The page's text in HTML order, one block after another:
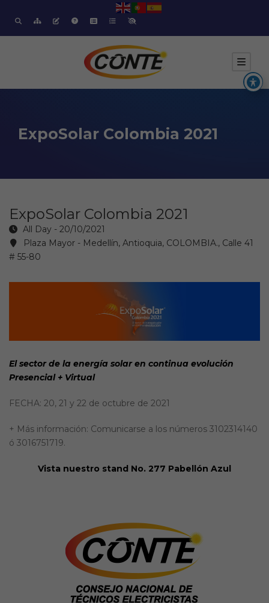
ExpoSolar Colombia 2021
ExpoSolar Colombia 2021
All Day - 20/10/2021
Plaza Mayor - Medellín, Antioquia, COLOMBIA., Calle 41
# 55-80
El sector de la energía solar en continua evolución
Presencial + Virtual
FECHA: 20, 21 y 22 de octubre de 2021
+ Más información: Comunicarse a los números 3102314140
ó 3016751719.
Vista nuestro stand No. 277 Pabellón Azul